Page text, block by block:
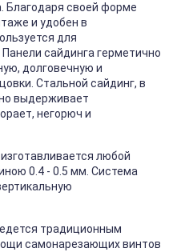
Благодаря своей форме
и удобен в
для
сайдинга герметично
долговечную и
Стальной сайдинг, в
выдерживает
негорюч и
любой
0.4 - 0.5 мм. Система
традиционным
самонарезающих винтов